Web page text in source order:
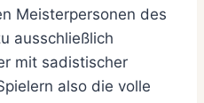
Meisterpersonen des
ausschließlich
mit sadistischer
also die volle